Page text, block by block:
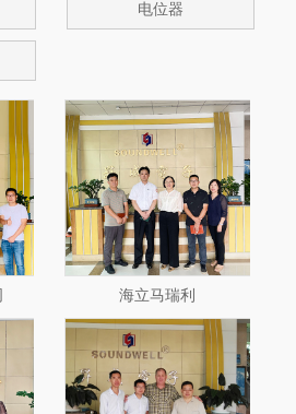
电位器
海立马瑞利